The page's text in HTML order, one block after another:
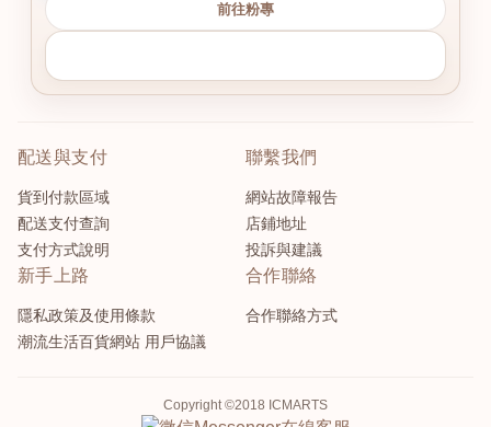
前往粉專
配送與支付
貨到付款區域
配送支付查詢
支付方式說明
聯繫我們
網站故障報告
店鋪地址
投訴與建議
新手上路
隱私政策及使用條款
潮流生活百貨網站 用戶協議
合作聯絡
合作聯絡方式
Copyright ©2018 ICMARTS